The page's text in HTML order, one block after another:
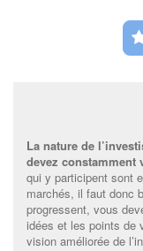
La nature de
devez constamment
qui y participent sont
marchés, il faut donc
progressent, vous
idées et les points de
vision améliorée de